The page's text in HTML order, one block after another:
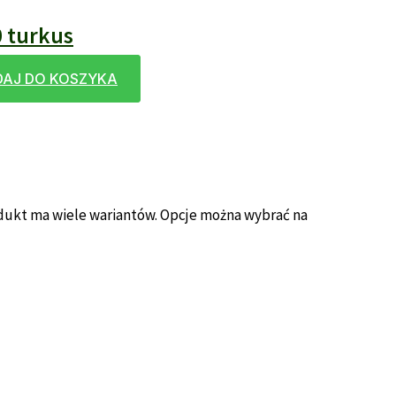
turkus
DO KOSZYKA
ma wiele wariantów. Opcje można wybrać na